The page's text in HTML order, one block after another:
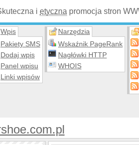
i etyczna promocja stron
Wpis
Pakiety SMS
Dodaj wpis
Panel wpisu
Linki wpisów
Narzędzia
Wskaźnik PageRank
Nagłówki HTTP
WHOIS